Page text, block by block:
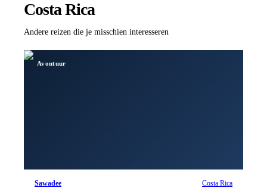
Costa Rica
Andere reizen die je misschien interesseren
Avontuur
Sawadee Costa Rica